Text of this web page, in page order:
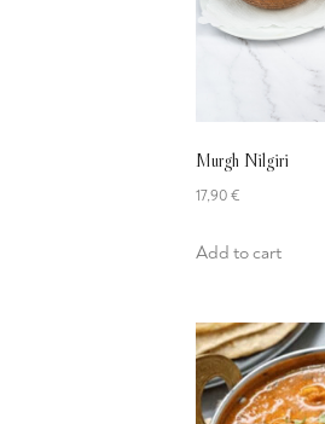
Murgh Nilgiri
17,90€
Add to cart